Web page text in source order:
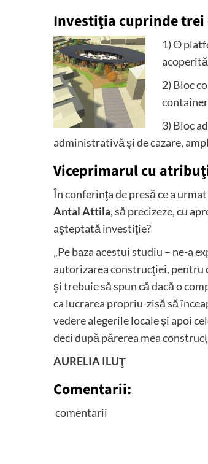
Investiţia cuprinde
1) O
2) Bloc
3) Bloc
administrativă şi de cazare,
Viceprimarul cu
În conferinţa de presă ce a
Antal Attila, să precizeze, cu
aşteptată investiţie?
„Pe baza acestui studiu – ne-a
autorizarea construcţiei, pentru
şi trebuie să spun că dacă o
ca lucrarea propriu-zisă să
vedere alegerile locale şi apoi
deci după părerea mea
AURELIA ILUŢ
Comentarii:
comentarii